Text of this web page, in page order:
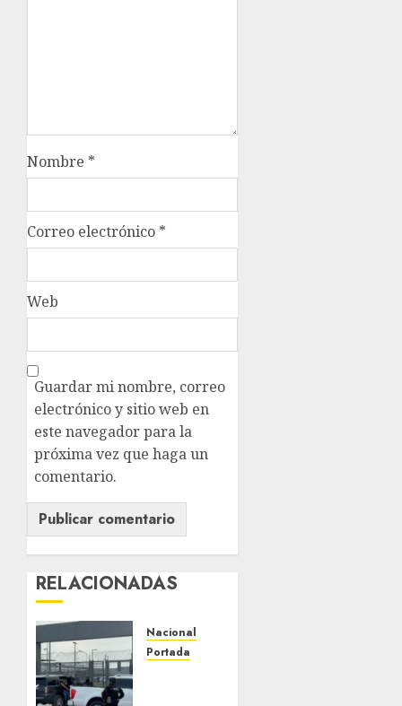
Nombre *
Correo electrónico *
Web
Guardar mi nombre, correo
electrónico y sitio web en
este navegador para la
próxima vez que haga un
comentario.
RELACIONADAS
Nacional
Portada